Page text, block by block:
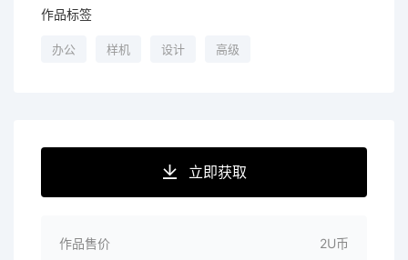
作品标签
办公 样机 设计 高级
立即获取
作品售价 2U币